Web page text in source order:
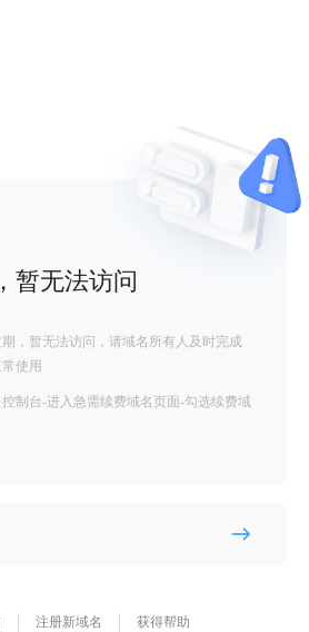
暂无法访问
，暂无法访问，请域名所有人及时完成
使用
制台-进入急需续费域名页面-勾选续费域
注册新域名 获得帮助